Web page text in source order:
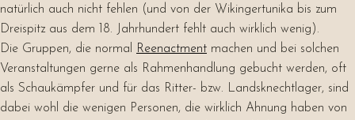
natürlich auch nicht fehlen (und von der Wikingertunika bis zum
Dreispitz aus dem 18. Jahrhundert fehlt auch wirklich wenig).
Die Gruppen, die normal
Reenactment machen und bei solchen
Veranstaltungen gerne als Rahmenhandlung gebucht werden, oft
als Schaukämpfer und für das Ritter- bzw. Landsknechtlager, sind
dabei wohl die wenigen Personen, die wirklich Ahnung haben von